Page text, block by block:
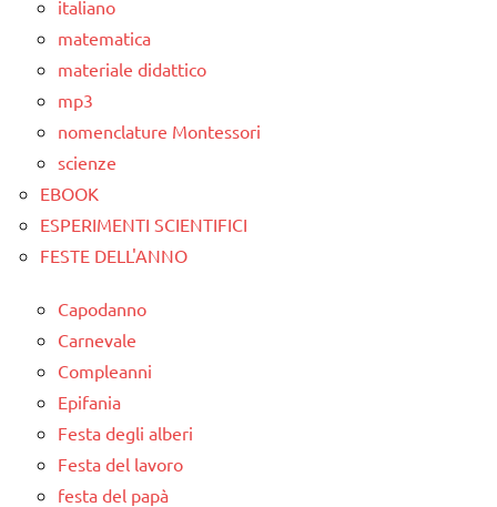
italiano
matematica
materiale didattico
mp3
nomenclature Montessori
scienze
EBOOK
ESPERIMENTI SCIENTIFICI
FESTE DELL'ANNO
Capodanno
Carnevale
Compleanni
Epifania
Festa degli alberi
Festa del lavoro
festa del papà